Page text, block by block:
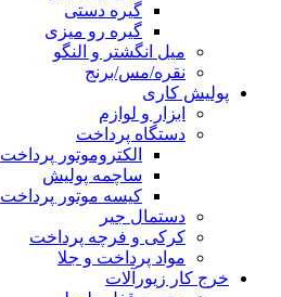
گیره دستی
گیره رو میزی
میل انگشتر و النگو
نقره/مس/برنج
پولیش کاری
ابزار و لوازم
دستگاه پرداخت
الکتروموتور پرداخت
ساچمه پولیش
کیسه موتور پرداخت
دستمال جیر
کرکی و فرچه پرداخت
مواد پرداخت و جلا
خرج کار زیورآلات